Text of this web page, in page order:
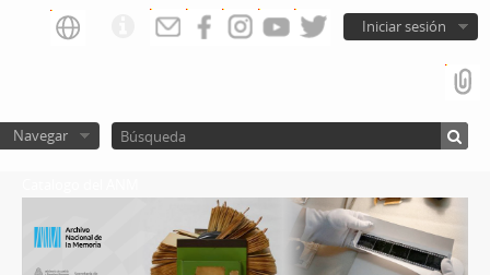
Iniciar sesión
Navegar